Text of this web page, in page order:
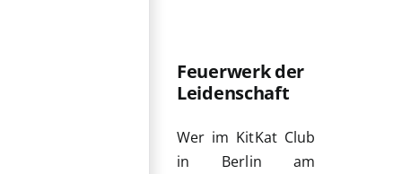
Feuerwerk der
Leidenschaft
Wer im KitKat Club
in Berlin am